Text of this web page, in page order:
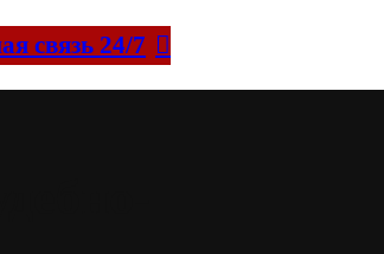
связь 24/7